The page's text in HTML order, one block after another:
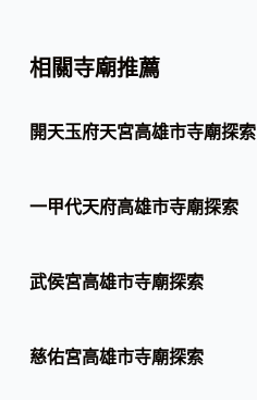
相關寺廟推薦
開天玉府天宮高雄市寺廟探索
一甲代天府高雄市寺廟探索
武侯宮高雄市寺廟探索
慈佑宮高雄市寺廟探索